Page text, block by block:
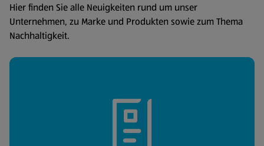
Hier finden Sie alle Neuigkeiten rund um unser
Unternehmen, zu Marke und Produkten sowie zum Thema
Nachhaltigkeit.